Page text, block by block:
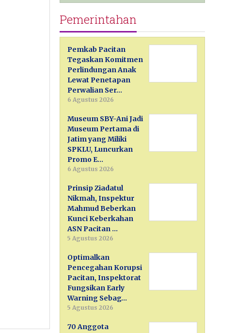
Pemerintahan
Pemkab Pacitan
Tegaskan Komitmen
Perlindungan Anak
Lewat Penetapan
Perwalian Ser…
6 Agustus 2026
Museum SBY-Ani Jadi
Museum Pertama di
Jatim yang Miliki
SPKLU, Luncurkan
Promo E…
6 Agustus 2026
Prinsip Ziadatul
Nikmah, Inspektur
Mahmud Beberkan
Kunci Keberkahan
ASN Pacitan …
5 Agustus 2026
Optimalkan
Pencegahan Korupsi
Pacitan, Inspektorat
Fungsikan Early
Warning Sebag…
5 Agustus 2026
70 Anggota